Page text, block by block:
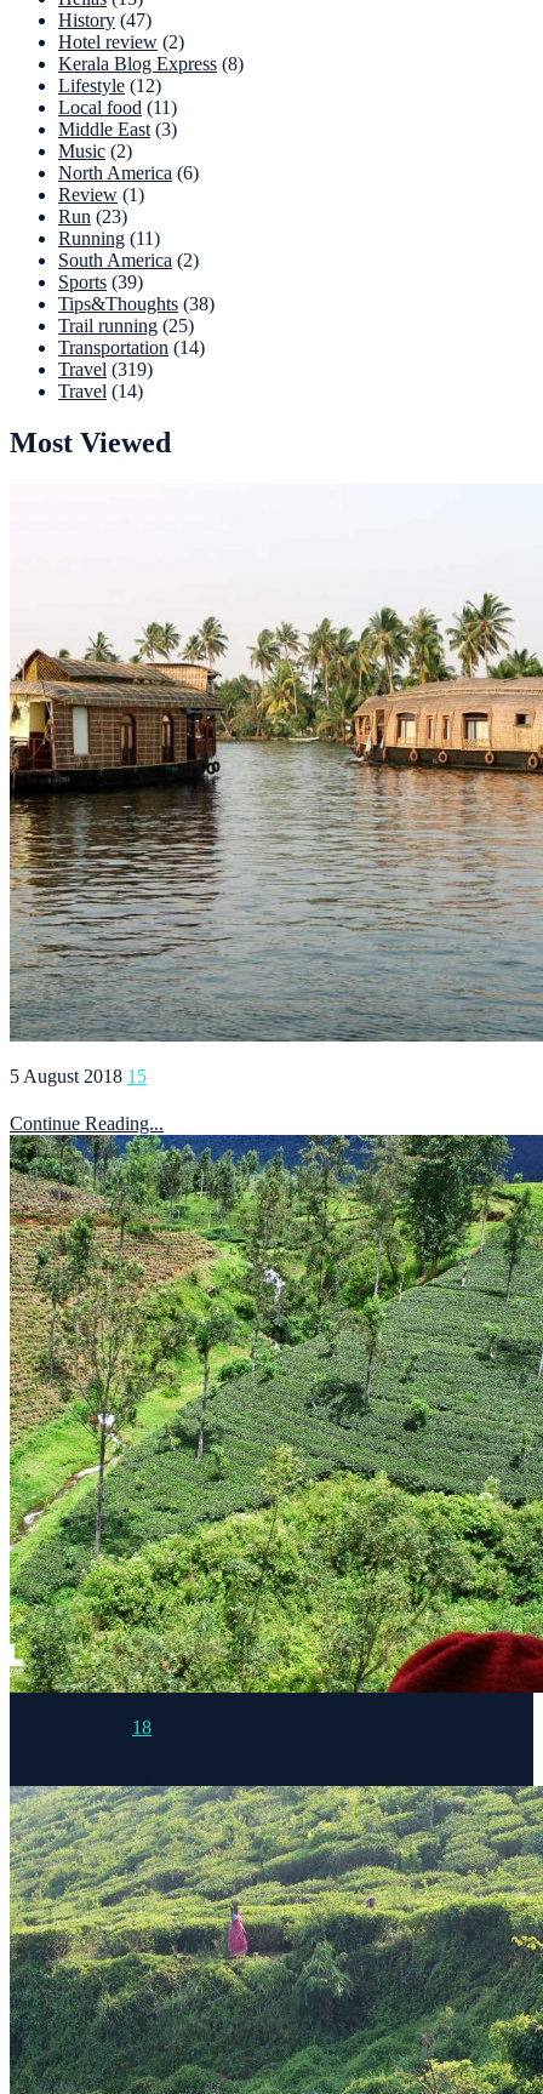
History (47)
Hotel review (2)
Kerala Blog Express (8)
Lifestyle (12)
Local food (11)
Middle East (3)
Music (2)
North America (6)
Review (1)
Run (23)
Running (11)
South America (2)
Sports (39)
Tips&Thoughts (38)
Trail running (25)
Transportation (14)
Travel (319)
Travel (14)
Most Viewed
5 August 2018 15
Continue Reading...
18